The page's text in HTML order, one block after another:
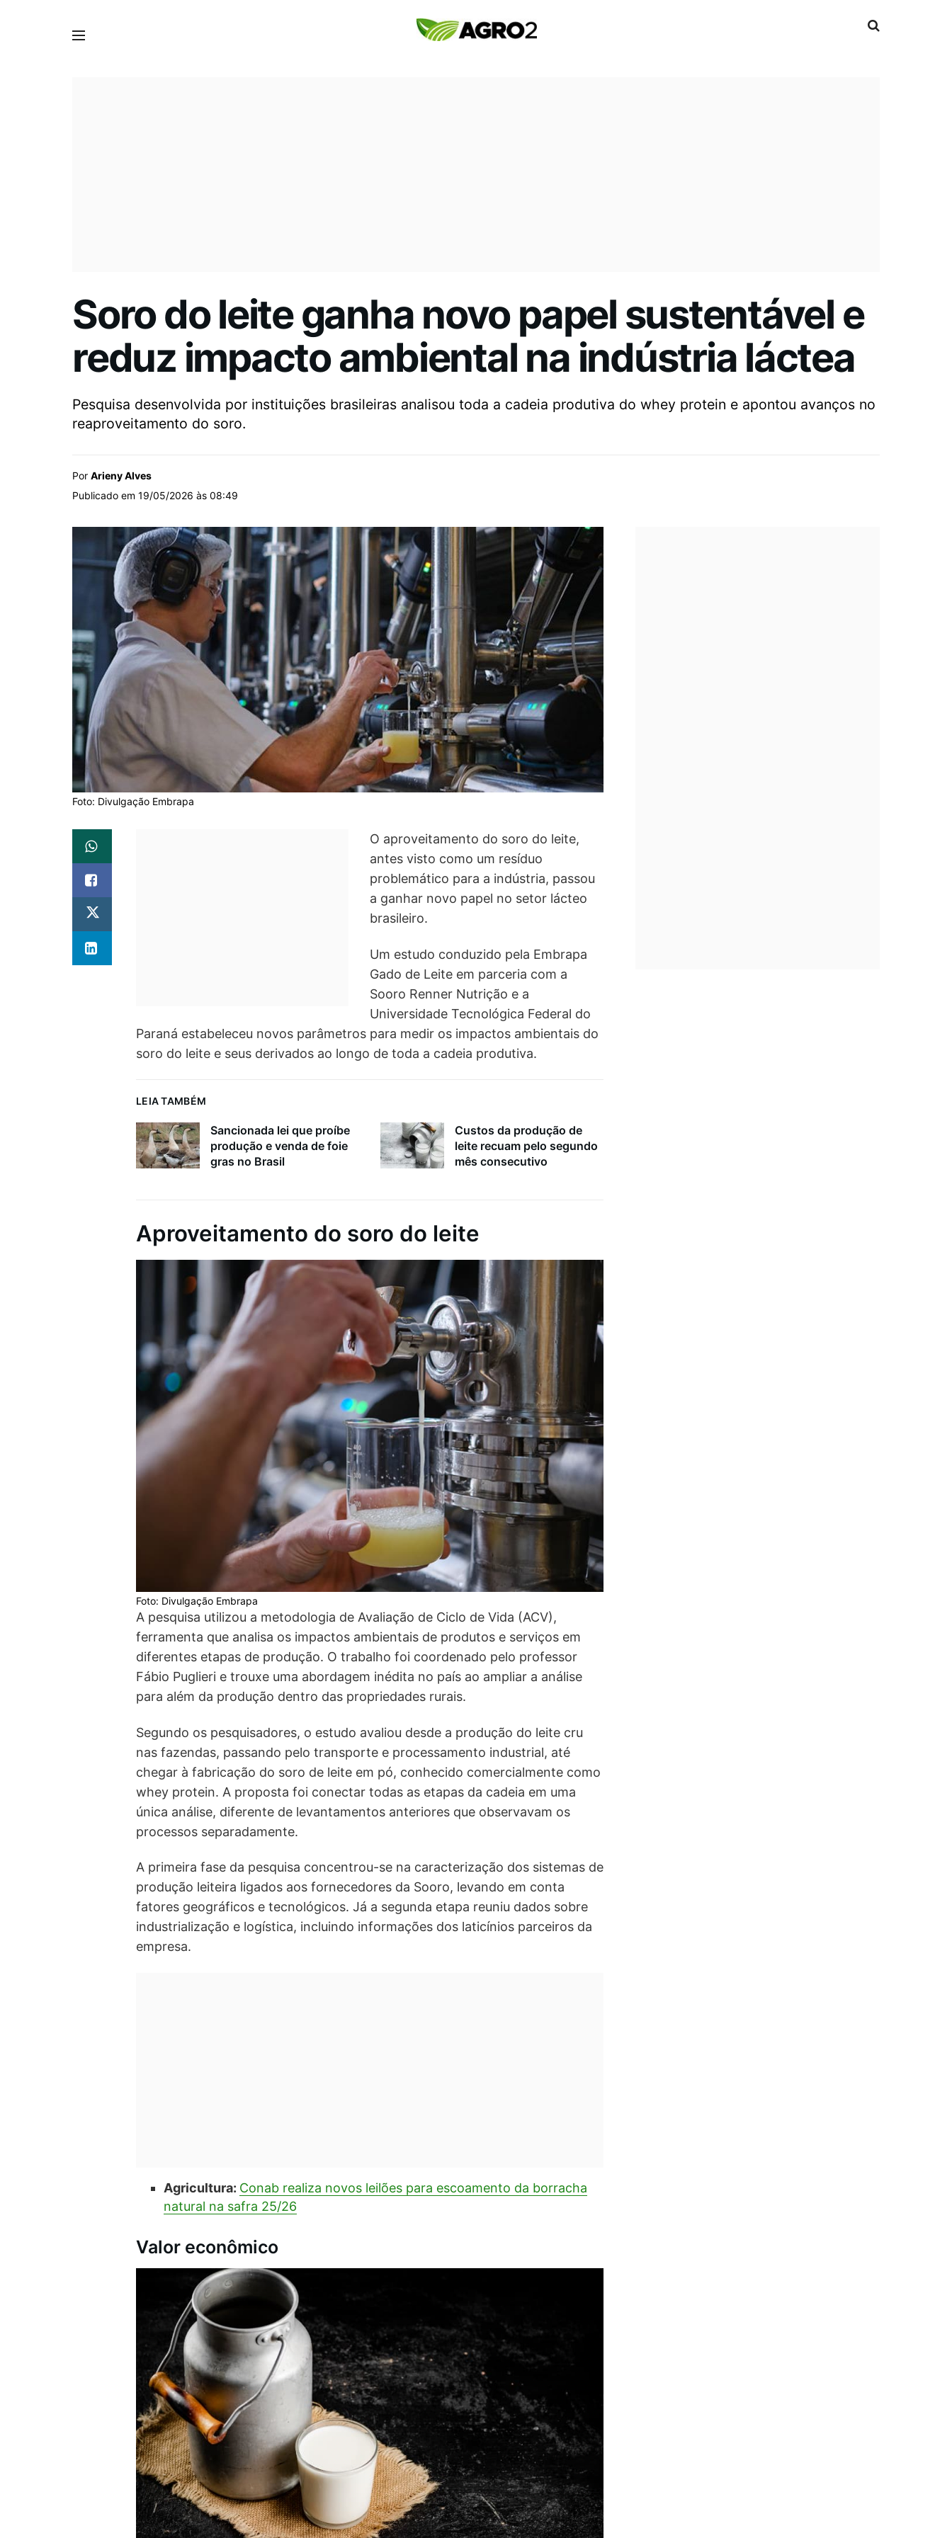
Soro do leite ganha novo papel sustentável e
reduz impacto ambiental na indústria láctea
Pesquisa desenvolvida por instituições brasileiras analisou toda a cadeia produtiva do whey protein e apontou avanços no
reaproveitamento do soro.
Por Arieny Alves
Publicado em 19/05/2026 às 08:49
Foto: Divulgação Embrapa
O aproveitamento do soro do leite,
antes visto como um resíduo
problemático para a indústria, passou
a ganhar novo papel no setor lácteo
brasileiro.
Um estudo conduzido pela Embrapa
Gado de Leite em parceria com a
Sooro Renner Nutrição e a
Universidade Tecnológica Federal do
Paraná estabeleceu novos parâmetros para medir os impactos ambientais do
soro do leite e seus derivados ao longo de toda a cadeia produtiva.
LEIA TAMBÉM
Sancionada lei que proíbe
produção e venda de foie
gras no Brasil
Custos da produção de
leite recuam pelo segundo
mês consecutivo
Aproveitamento do soro do leite
Foto: Divulgação Embrapa
A pesquisa utilizou a metodologia de Avaliação de Ciclo de Vida (ACV),
ferramenta que analisa os impactos ambientais de produtos e serviços em
diferentes etapas de produção. O trabalho foi coordenado pelo professor
Fábio Puglieri e trouxe uma abordagem inédita no país ao ampliar a análise
para além da produção dentro das propriedades rurais.
Segundo os pesquisadores, o estudo avaliou desde a produção do leite cru
nas fazendas, passando pelo transporte e processamento industrial, até
chegar à fabricação do soro de leite em pó, conhecido comercialmente como
whey protein. A proposta foi conectar todas as etapas da cadeia em uma
única análise, diferente de levantamentos anteriores que observavam os
processos separadamente.
A primeira fase da pesquisa concentrou-se na caracterização dos sistemas de
produção leiteira ligados aos fornecedores da Sooro, levando em conta
fatores geográficos e tecnológicos. Já a segunda etapa reuniu dados sobre
industrialização e logística, incluindo informações dos laticínios parceiros da
empresa.
Agricultura: Conab realiza novos leilões para escoamento da borracha
natural na safra 25/26
Valor econômico